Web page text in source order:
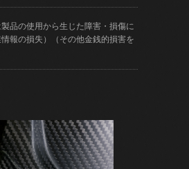
品の使用から生じた障害・損傷に
報の損失）（その他金銭的損害を